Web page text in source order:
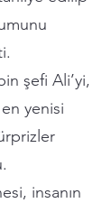
şefi Ali’yi,
yenisi
insanın